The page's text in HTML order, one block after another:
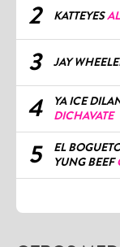
2 KATTEYES
3 JAY
4
YA ICE
DICHAVATE
5
EL
YUNG BEEF